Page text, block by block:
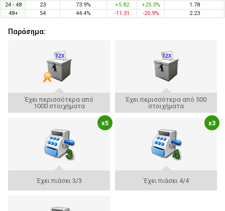
24 - 48 23 73.9% +5.82 +25.3%
1.78
48+
54 44.4% -11.31 -20.9% 2.23
Παράσημα:
Έχει περισσότερα από
1000 στοιχήματα
Έχει περισσότερα από 500
στοιχήματα
x5
Έχει πιάσει 3/3
x3
Έχει πιάσει 4/4